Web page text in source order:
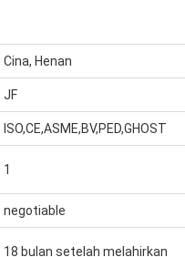
Cina, Henan
JF
ISO,CE,ASME,BV,PED,GHOST
1
negotiable
18 bulan setelah melahirkan